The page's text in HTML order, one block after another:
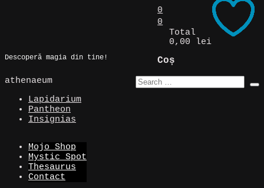
Descoperă magia din tine!
0
0
Total
0,00 lei
Coș
athenaeum
Lapidarium
Pantheon
Insignias
Mojo Shop
Mystic Spot
Thesaurus
Contact